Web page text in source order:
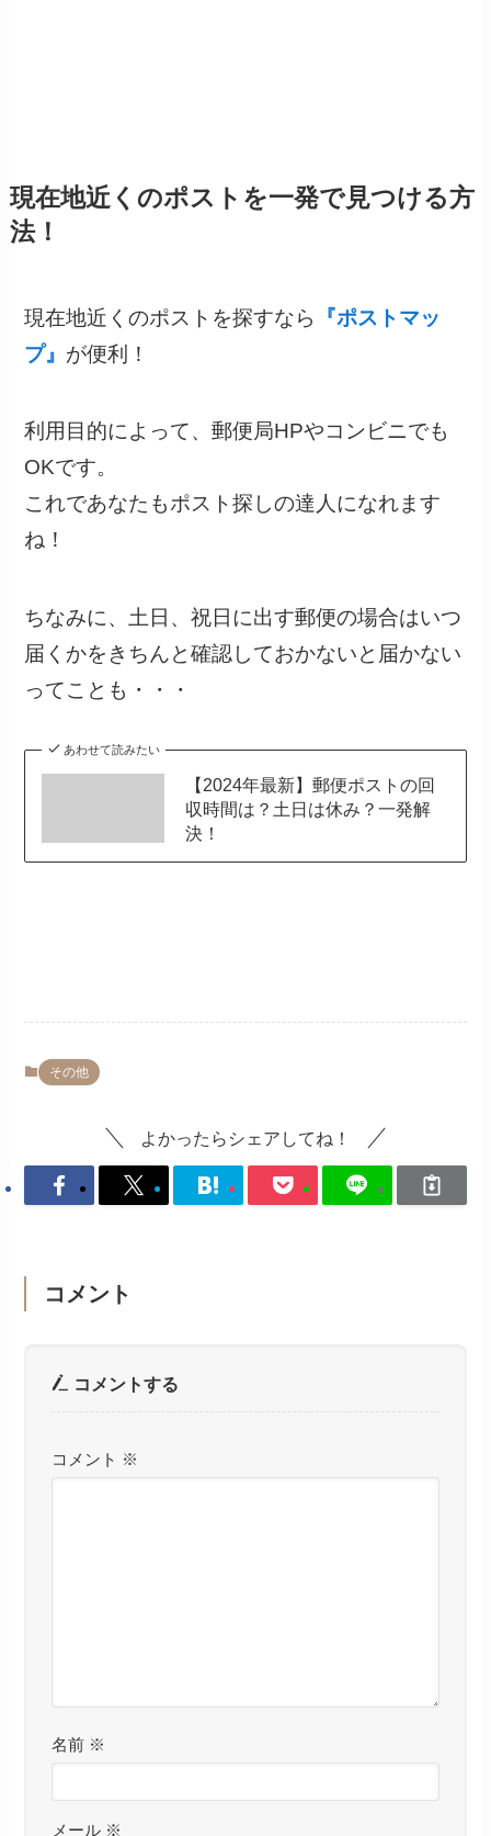
現在地近くのポストを一発で見つける方
法！
現在地近くのポストを探すなら
『ポストマッ
プ』 が便利！
利用目的によって、郵便局HPやコンビニでも
OKです。
これであなたもポスト探しの達人になれます
ね！
ちなみに、土日、祝日に出す郵便の場合はいつ
届くかをきちんと確認しておかないと届かない
ってことも・・・
あわせて読みたい
【2024年最新】郵便ポストの回
収時間は？土日は休み？一発解
決！
その他
よかったらシェアしてね！
コメント
コメントする
コメント ※
名前 ※
メール ※